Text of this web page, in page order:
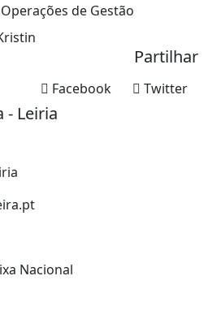
de Gestão
Partilhar
Twitter
Facebook
- Leiria
Nacional